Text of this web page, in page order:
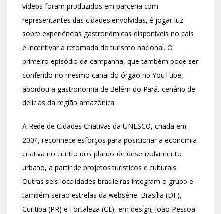
vídeos foram produzidos em parceria com
representantes das cidades envolvidas, é jogar luz
sobre experiências gastronômicas disponíveis no país
e incentivar a retomada do turismo nacional. O
primeiro episódio da campanha, que também pode ser
conferido no mesmo canal do órgão no YouTube,
abordou a gastronomia de Belém do Pará, cenário de
delícias da região amazônica.
A Rede de Cidades Criativas da UNESCO, criada em
2004, reconhece esforços para posicionar a economia
criativa no centro dos planos de desenvolvimento
urbano, a partir de projetos turísticos e culturais.
Outras seis localidades brasileiras integram o grupo e
também serão estrelas da websérie: Brasília (DF),
Curitiba (PR) e Fortaleza (CE), em design; João Pessoa